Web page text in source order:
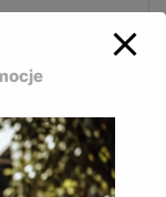
POL-